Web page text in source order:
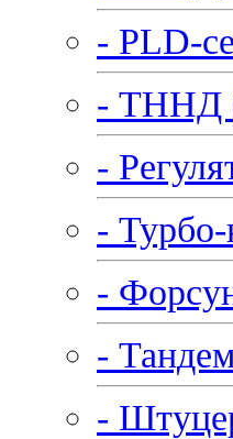
- PLD-
- ТННД
-
-
-
-
-